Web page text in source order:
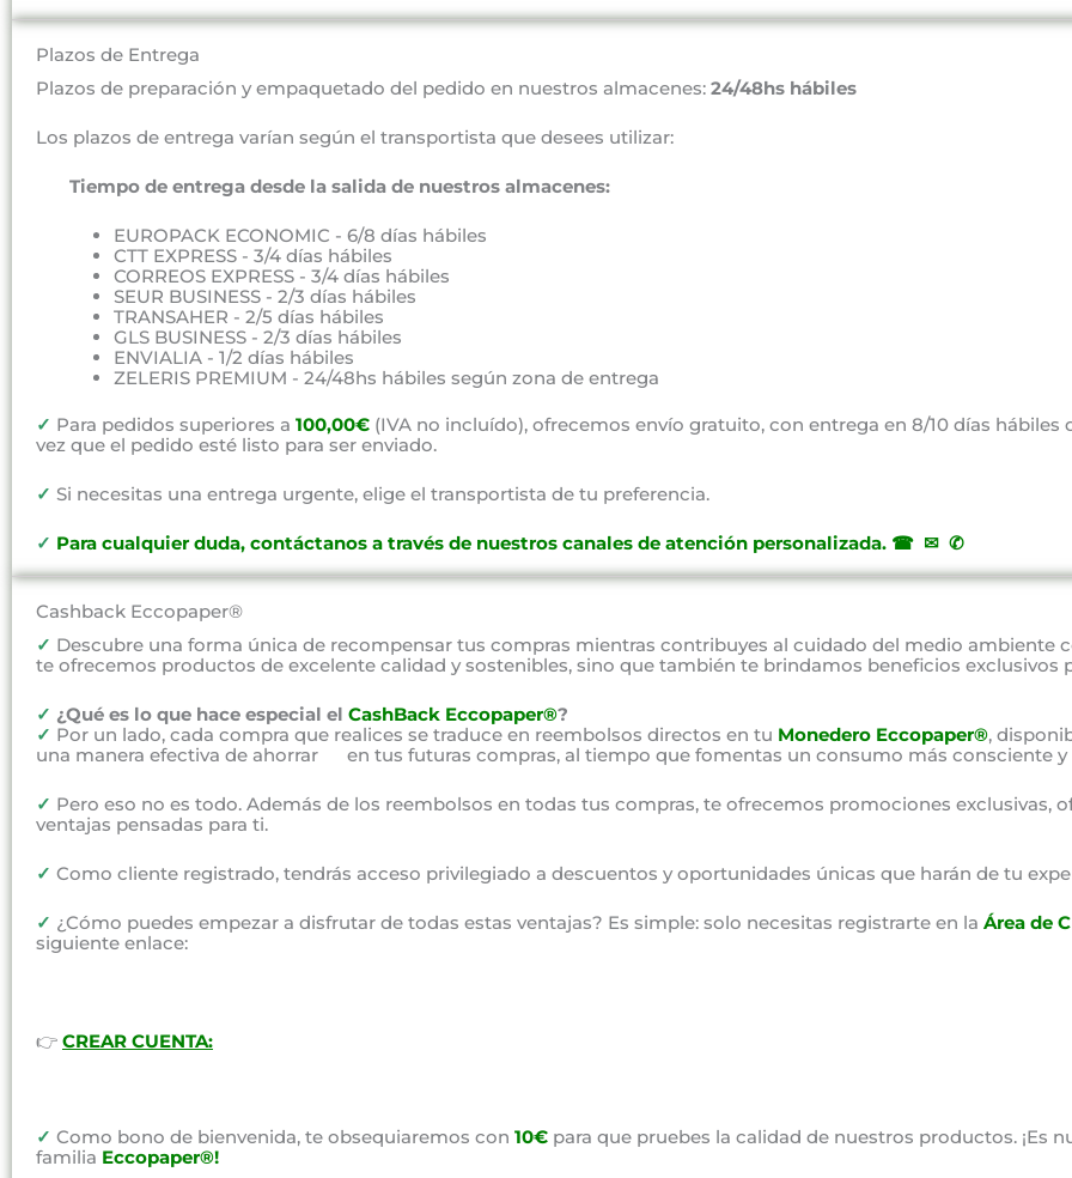
Plazos de Entrega
Plazos de preparación y empaquetado del pedido en nuestros almacenes: 24/48hs hábiles
Los plazos de entrega varían según el transportista que desees utilizar:
Tiempo de entrega desde la salida de nuestros almacenes:
EUROPACK ECONOMIC - 6/8 días hábiles
CTT EXPRESS - 3/4 días hábiles
CORREOS EXPRESS - 3/4 días hábiles
SEUR BUSINESS - 2/3 días hábiles
TRANSAHER - 2/5 días hábiles
GLS BUSINESS - 2/3 días hábiles
ENVIALIA - 1/2 días hábiles
ZELERIS PREMIUM - 24/48hs hábiles según zona de entrega
✓ Para pedidos superiores a 100,00€ (IVA no incluído), ofrecemos envío gratuito, con entrega en 8/10 días hábiles
vez que el pedido esté listo para ser enviado.
✓ Si necesitas una entrega urgente, elige el transportista de tu preferencia.
✓ Para cualquier duda, contáctanos a través de nuestros canales de atención personalizada. ☎ ✉ ✆
Cashback Eccopaper®
✓ Descubre una forma única de recompensar tus compras mientras contribuyes al cuidado del medio ambiente
te ofrecemos productos de excelente calidad y sostenibles, sino que también te brindamos beneficios exclusivos
✓ ¿Qué es lo que hace especial el CashBack Eccopaper®?
✓ Por un lado, cada compra que realices se traduce en reembolsos directos en tu Monedero Eccopaper®,
una manera efectiva de ahorrar en tus futuras compras, al tiempo que fomentas un consumo más consciente y
✓ Pero eso no es todo. Además de los reembolsos en todas tus compras, te ofrecemos promociones exclusivas,
ventajas pensadas para ti.
✓ Como cliente registrado, tendrás acceso privilegiado a descuentos y oportunidades únicas que harán de tu
✓ ¿Cómo puedes empezar a disfrutar de todas estas ventajas? Es simple: solo necesitas registrarte en la Área de
siguiente enlace:
👉 CREAR CUENTA:
✓ Como bono de bienvenida, te obsequiaremos con 10€ para que pruebes la calidad de nuestros productos. ¡Es
familia Eccopaper®!